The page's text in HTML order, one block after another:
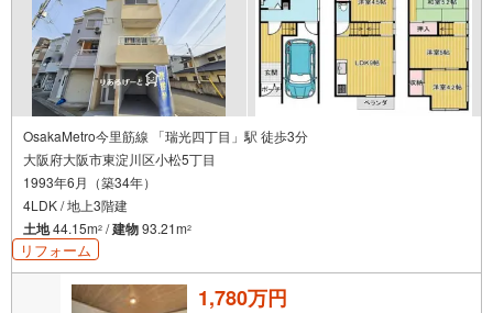
立地
・枚方市立招提小学校まで徒歩約11分
・枚方市立招提中学校まで徒歩約14分
弊社が選ばれる理由
1.お金の扱い方のプロ、ファイナンシャルプランナーが資金計画をサポー
ト！
2.買い替えなどにも対応できる売却専門チームあり！
3.たくさんの銀行と繋がりがあるため、最も低金利になるように審査が可
能！
4.物件のお引渡し後に必要になったお家のリフォームも弊社のリフォームプ
ランナーがご提案！
弊社は専門家同士が連携をとっているため、より多くの知見がございます
お気軽にお問合せください！
OsakaMetro今里筋線 「瑞光四丁目」駅 徒歩3分
大阪府大阪市東淀川区小松5丁目
1993年6月（築34年）
4LDK / 地上3階建
土地44.15m2 /建物93.21m2
リフォーム
1,780万円